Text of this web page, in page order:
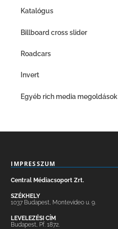
Katalógus
Billboard cross slider
Roadcars
Invert
Egyéb rich media megoldások
IMPRESSZUM
Central Médiacsoport Zrt.
SZÉKHELY
1037 Budapest, Montevideo u. 9.
LEVELEZÉSI CÍM
Budapest, Pf. 1872.